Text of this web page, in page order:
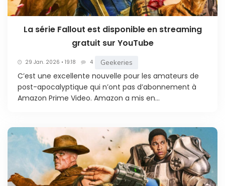
La série Fallout est disponible en streaming
gratuit sur YouTube
29 Jan. 2026 • 19:18 4 Geekeries
C’est une excellente nouvelle pour les amateurs de
post-apocalyptique qui n’ont pas d’abonnement à
Amazon Prime Video. Amazon a mis en...